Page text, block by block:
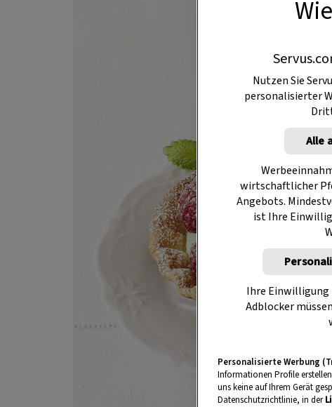
Nutzen Sie
personalisierter
Alle
wirtschaftlicher
Angebots.
ist Ihre
Ihre Einwilligung
Adblocker
Personalisierte Werbung
Informationen Profile
uns keine auf Ihrem Gerät
Datenschutzrichtlinie, in der